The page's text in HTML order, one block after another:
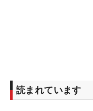
読まれています